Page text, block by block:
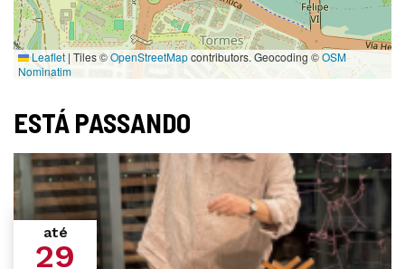
Leaflet | Tiles ©OpenStreetMapcontributors. Geocoding ©OSM
Nominatim
ESTÁ PASSANDO
até
29